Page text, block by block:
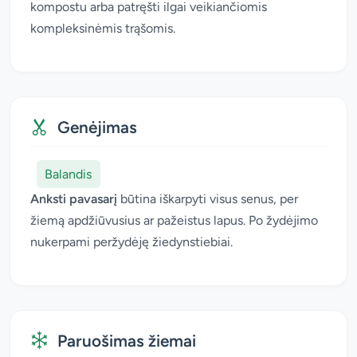
kompostu arba patręšti ilgai veikiančiomis
kompleksinėmis trąšomis.
Genėjimas
Balandis
Anksti pavasarį būtina iškarpyti visus senus, per
žiemą apdžiūvusius ar pažeistus lapus. Po žydėjimo
nukerpami peržydėję žiedynstiebiai.
Paruošimas žiemai